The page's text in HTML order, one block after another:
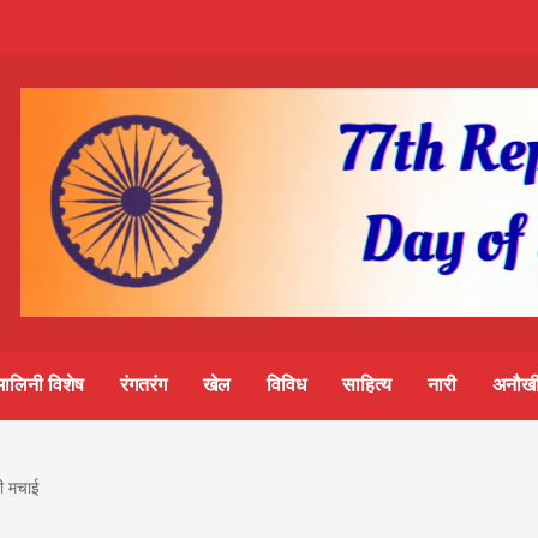
विशेष रंगतरंग खेल विविध साहित्य नारी
मचाई